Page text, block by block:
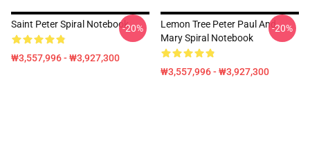
Saint Peter Spiral Notebook
₩3,557,996 - ₩3,927,300
-20%
Lemon Tree Peter Paul And
Mary Spiral Notebook
₩3,557,996 - ₩3,927,300
-20%